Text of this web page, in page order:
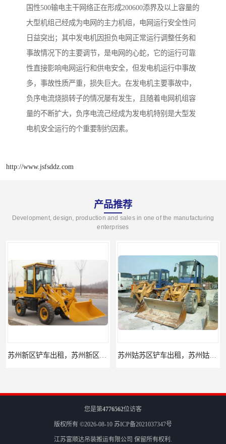
国性500输电主干网络正在形成200600添界及以上容量的
大型机组己经成为电网的主力机组，电网运行安全性问
日益突出；其中发电机因担负电网正常运行调整任务和
事故情况下的主要调节，是电网的心蛇，它的运行可靠
性直接影响电网运行和供电安全，但发电机运行中事故
多，事故性质严重，损失巨大。在发电机主要事故中，
负序电流烧损转子的情况屡有发生，且随着电网机组容
量的不断扩大，负序电流己经成为发电机特别是大型发
电机安全运行的个重要制约因素。
http://www.jsfsddz.com
产品推荐
Development, design, production and sales in one of the manufacturing
enterprises
苏州新区铲车出租，苏州新区装载机出租 苏州姑苏区铲车出租，苏州姑苏区装载机出租
您是第4776562位访客
版权所有 ©2026-08-10 苏ICP备2021037347号
江苏富顺达吊装搬运有限公司 保留所有权利.